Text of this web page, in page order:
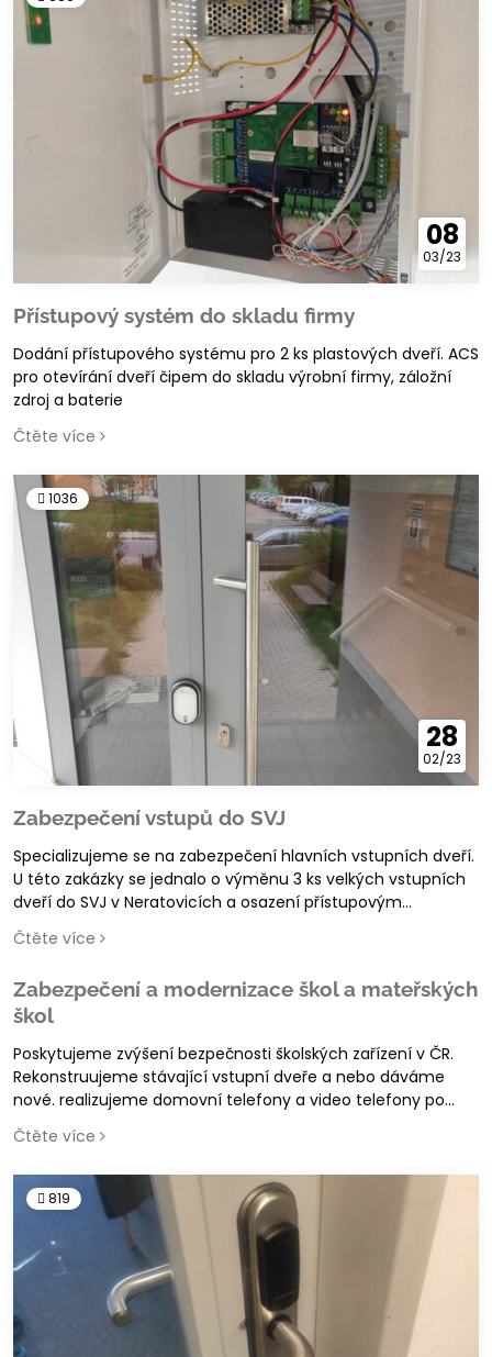
08
03/23
Přístupový systém do skladu firmy
Dodání přístupového systému pro 2 ks plastových dveří. ACS
pro otevírání dveří čipem do skladu výrobní firmy, záložní
zdroj a baterie
Čtěte více
1036
28
02/23
Zabezpečení vstupů do SVJ
Specializujeme se na zabezpečení hlavních vstupních dveří.
U této zakázky se jednalo o výměnu 3 ks velkých vstupních
dveří do SVJ v Neratovicích a osazení přístupovým
systémem na čipy a samozamykacími zámky
Čtěte více
Zabezpečení a modernizace škol a mateřských
škol
Poskytujeme zvýšení bezpečnosti školských zařízení v ČR.
Rekonstruujeme stávající vstupní dveře a nebo dáváme
nové. realizujeme domovní telefony a video telefony po
identifikaci návštěv. Dodáváme bezpečnostní zámky a
dveře. Na stávající plastové dřevěné nebo hliníkové dveře
vytvoříme bezpečnostní a automatické prvky. Otevírání a
zamykání v nastavené časy. Možnost přístupu na čipy.
Čtěte více
819